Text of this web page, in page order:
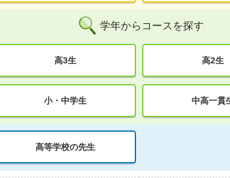
学年からコースを探す
高3生 高2生
小・中学生 中高一貫
高等学校の先生